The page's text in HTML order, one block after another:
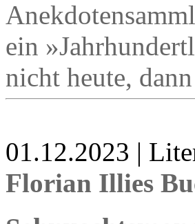
ein
nicht heute,
01.12.2023 |
Florian Illies